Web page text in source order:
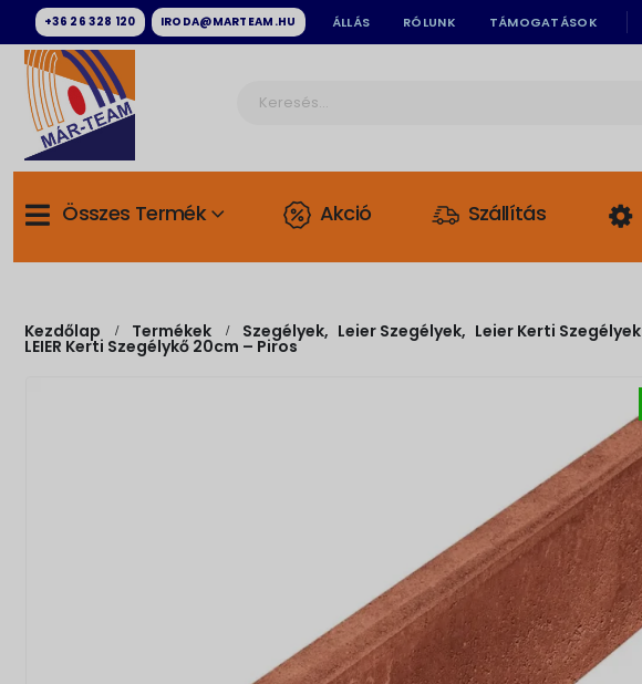
+36 26 328 120 IRODA@MARTEAM.HU ÁLLÁS RÓLUNK TÁMOGATÁSOK
Összes Termék Akció Szállítás
Kezdőlap Termékek Szegélyek, Leier Szegélyek, Leier Kerti Szegélyek
LEIER Kerti Szegélykő 20cm – Piros